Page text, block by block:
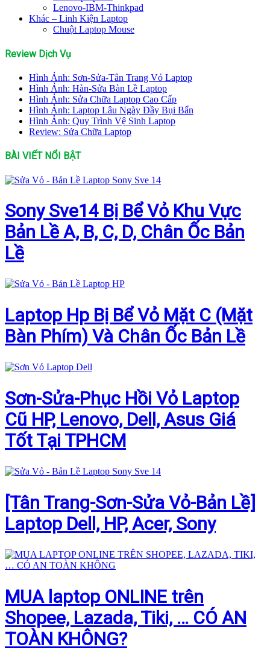
Lenovo-IBM-Thinkpad
Khác – Linh Kiện Laptop
Chuột Laptop Mouse
Review Dịch Vụ
Hình Ảnh: Sơn-Sửa-Tân Trang Vỏ Laptop
Hình Ảnh: Hàn-Sửa Bàn Lề Laptop
Hình Ảnh: Sửa Chữa Laptop Cao Cấp
Hình Ảnh: Laptop Lâu Ngày Đầy Bụi Bẩn
Hình Ảnh: Quy Trình Vệ Sinh Laptop
Review: Sửa Chữa Laptop
BÀI VIẾT NỔI BẬT
Sony Sve14 Bị Bể Vỏ Khu Vực
Bản Lề A, B, C, D, Chân Ốc Bản
Lề
Laptop Hp Bị Bể Vỏ Mặt C (Mặt
Bàn Phím) Và Chân Ốc Bản Lề
Sơn-Sửa-Phục Hồi Vỏ Laptop
Cũ HP, Lenovo, Dell, Asus Giá
Tốt Tại TPHCM
[Tân Trang-Sơn-Sửa Vỏ-Bản Lề]
Laptop Dell, HP, Acer, Sony
MUA laptop ONLINE trên
Shopee, Lazada, Tiki, … CÓ AN
TOÀN KHÔNG?